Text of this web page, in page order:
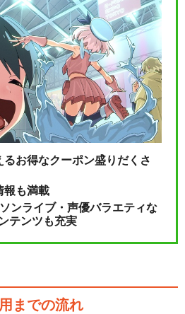
お得なクーポン盛りだくさ
報も満載
ンライブ・声優バラエティな
テンツも充実
までの流れ